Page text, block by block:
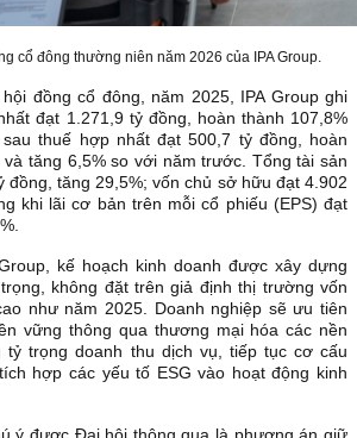
cổ đông thường niên năm 2026 của IPA Group.
đồng cổ đông, năm 2025, IPA Group ghi
đạt 1.271,9 tỷ đồng, hoàn thành 107,8%
thuế hợp nhất đạt 500,7 tỷ đồng, hoàn
tăng 6,5% so với năm trước. Tổng tài sản
đồng, tăng 29,5%; vốn chủ sở hữu đạt 4.902
khi lãi cơ bản trên mỗi cổ phiếu (EPS) đạt
kế hoạch kinh doanh được xây dựng
không đặt trên giả định thị trường vốn
như năm 2025. Doanh nghiệp sẽ ưu tiên
vững thông qua thương mại hóa các nền
tỷ trọng doanh thu dịch vụ, tiếp tục cơ cấu
hợp các yếu tố ESG vào hoạt động kinh